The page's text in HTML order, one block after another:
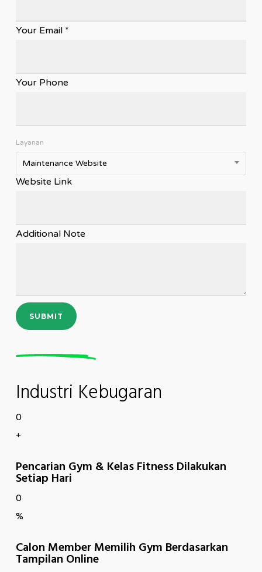
Your Email *
Your Phone
Layanan
Maintenance Website
Website Link
Additional Note
SUBMIT
Industri Kebugaran
0
+
Pencarian Gym & Kelas Fitness Dilakukan
Setiap Hari
0
%
Calon Member Memilih Gym Berdasarkan
Tampilan Online